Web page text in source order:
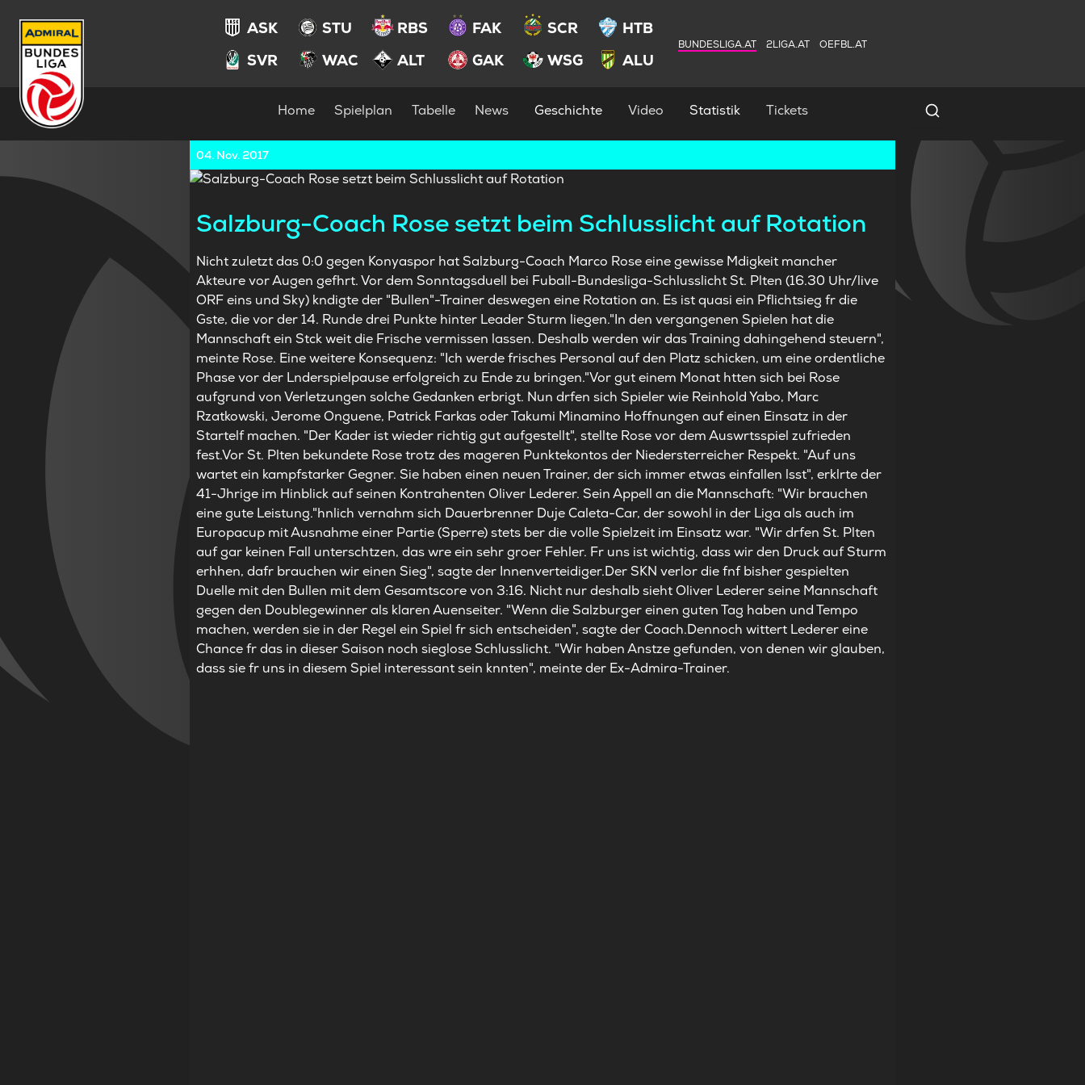
ASK STU RBS FAK SCR
HTB
SVR
WAC ALT GAK WSG ALU
BUNDESLIGA.AT 2LIGA.AT OEFBL.AT
Home Spielplan Tabelle News Geschichte Video Statistik Tickets Spielersuche
04. Nov. 2017
Salzburg-Coach Rose setzt beim Schlusslicht auf Rotation
Nicht zuletzt das 0:0 gegen Konyaspor hat Salzburg-Coach Marco Rose eine gewisse Mdigkeit mancher
Akteure vor Augen gefhrt. Vor dem Sonntagsduell bei Fuball-Bundesliga-Schlusslicht St. Plten (16.30 Uhr/live
ORF eins und Sky) kndigte der "Bullen"-Trainer deswegen eine Rotation an. Es ist quasi ein Pflichtsieg fr die
Gste, die vor der 14. Runde drei Punkte hinter Leader Sturm liegen."In den vergangenen Spielen hat die
Mannschaft ein Stck weit die Frische vermissen lassen. Deshalb werden wir das Training dahingehend steuern",
meinte Rose. Eine weitere Konsequenz: "Ich werde frisches Personal auf den Platz schicken, um eine ordentliche
Phase vor der Lnderspielpause erfolgreich zu Ende zu bringen."Vor gut einem Monat htten sich bei Rose
aufgrund von Verletzungen solche Gedanken erbrigt. Nun drfen sich Spieler wie Reinhold Yabo, Marc
Rzatkowski, Jerome Onguene, Patrick Farkas oder Takumi Minamino Hoffnungen auf einen Einsatz in der
Startelf machen. "Der Kader ist wieder richtig gut aufgestellt", stellte Rose vor dem Auswrtsspiel zufrieden
fest.Vor St. Plten bekundete Rose trotz des mageren Punktekontos der Niedersterreicher Respekt. "Auf uns
wartet ein kampfstarker Gegner. Sie haben einen neuen Trainer, der sich immer etwas einfallen lsst", erklrte der
41-Jhrige im Hinblick auf seinen Kontrahenten Oliver Lederer. Sein Appell an die Mannschaft: "Wir brauchen
eine gute Leistung."hnlich vernahm sich Dauerbrenner Duje Caleta-Car, der sowohl in der Liga als auch im
Europacup mit Ausnahme einer Partie (Sperre) stets ber die volle Spielzeit im Einsatz war. "Wir drfen St. Plten
auf gar keinen Fall unterschtzen, das wre ein sehr groer Fehler. Fr uns ist wichtig, dass wir den Druck auf Sturm
erhhen, dafr brauchen wir einen Sieg", sagte der Innenverteidiger.Der SKN verlor die fnf bisher gespielten
Duelle mit den Bullen mit dem Gesamtscore von 3:16. Nicht nur deshalb sieht Oliver Lederer seine Mannschaft
gegen den Doublegewinner als klaren Auenseiter. "Wenn die Salzburger einen guten Tag haben und Tempo
machen, werden sie in der Regel ein Spiel fr sich entscheiden", sagte der Coach.Dennoch wittert Lederer eine
Chance fr das in dieser Saison noch sieglose Schlusslicht. "Wir haben Anstze gefunden, von denen wir glauben,
dass sie fr uns in diesem Spiel interessant sein knnten", meinte der Ex-Admira-Trainer.